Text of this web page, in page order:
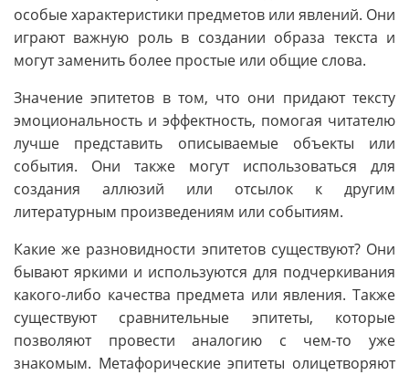
особые характеристики предметов или явлений. Они
играют важную роль в создании образа текста и
могут заменить более простые или общие слова.
Значение эпитетов в том, что они придают тексту
эмоциональность и эффектность, помогая читателю
лучше представить описываемые объекты или
события. Они также могут использоваться для
создания аллюзий или отсылок к другим
литературным произведениям или событиям.
Какие же разновидности эпитетов существуют? Они
бывают яркими и используются для подчеркивания
какого-либо качества предмета или явления. Также
существуют сравнительные эпитеты, которые
позволяют провести аналогию с чем-то уже
знакомым. Метафорические эпитеты олицетворяют